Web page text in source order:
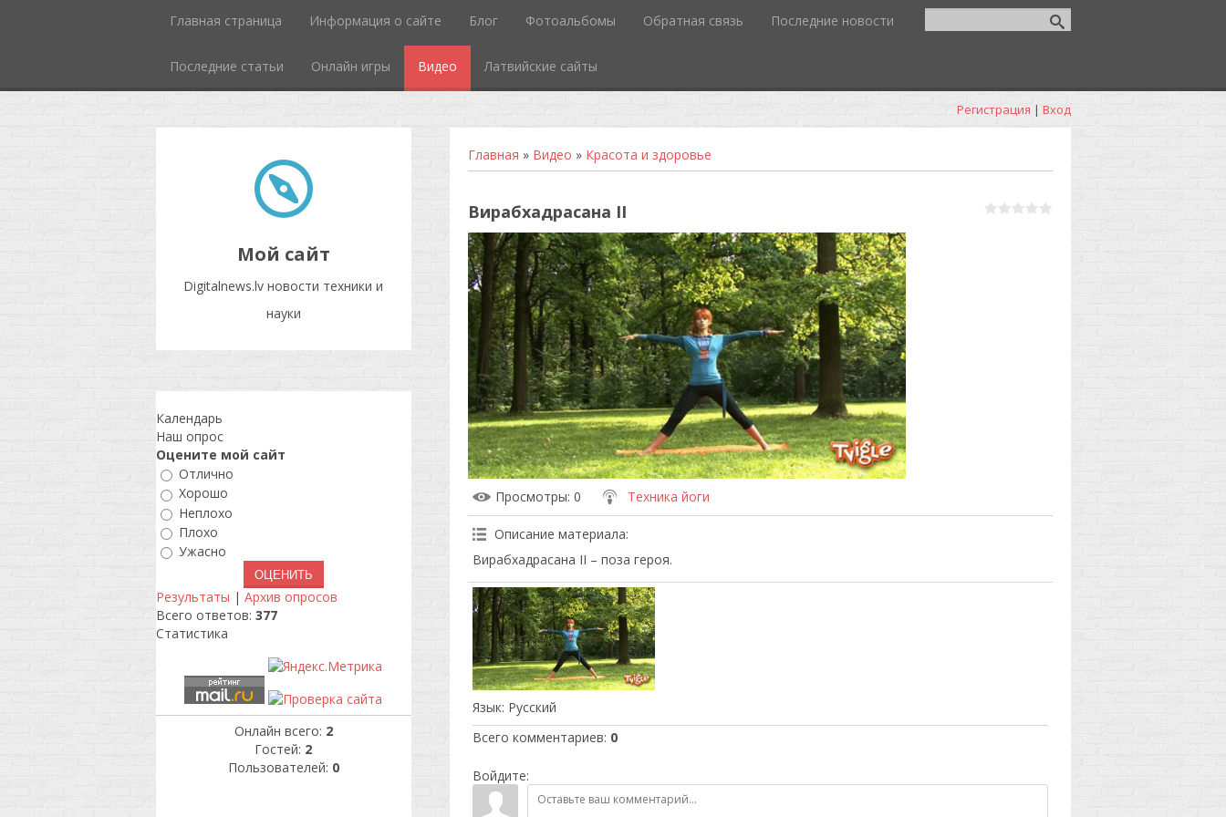
Главная страница Информация о сайте Блог Фотоальбомы Обратная связь Последние новости
Последние статьи Онлайн игры Видео Латвийские сайты
Регистрация | Вход
Мой сайт
Digitalnews.lv новости техники и
науки
Главная » Видео » Красота и здоровье
Вирабхадрасана II
Просмотры: 0 Техника йоги
Описание материала:
Вирабхадрасана II – поза героя.
Язык: Русский
Всего комментариев: 0
Войдите:
Календарь
Наш опрос
Оцените мой сайт
Отлично
Хорошо
Неплохо
Плохо
Ужасно
Результаты | Архив опросов
Всего ответов: 377
Статистика
Онлайн всего: 2
Гостей: 2
Пользователей: 0